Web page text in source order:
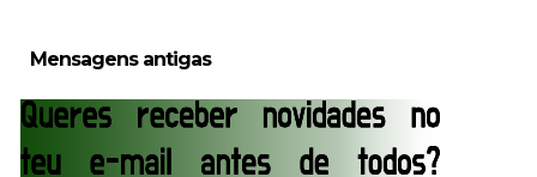
Unknown-Aug 03 2026
WWE: Lola Vice despede-se do NXT após derrota
no Underground Match
Mensagens antigas